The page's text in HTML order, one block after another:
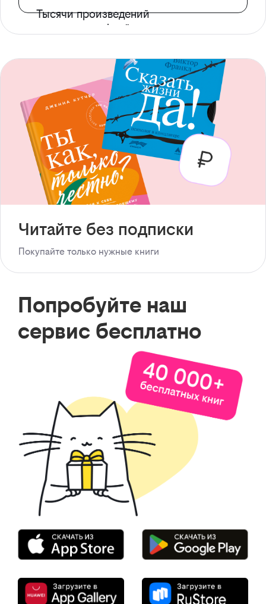
Тысячи произведений
с доступом офлайн
Читайте без подписки
Покупайте только нужные книги
Попробуйте наш
сервис бесплатно